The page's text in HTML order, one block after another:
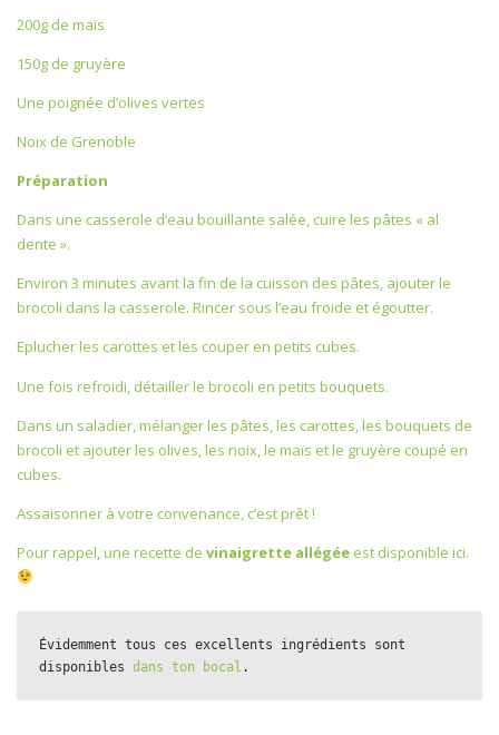
200g de maïs
150g de gruyère
Une poignée d’olives vertes
Noix de Grenoble
Préparation
Dans une casserole d’eau bouillante salée, cuire les pâtes « al
dente ».
Environ 3 minutes avant la fin de la cuisson des pâtes, ajouter le
brocoli dans la casserole. Rincer sous l’eau froide et égoutter.
Eplucher les carottes et les couper en petits cubes.
Une fois refroidi, détailler le brocoli en petits bouquets.
Dans un saladier, mélanger les pâtes, les carottes, les bouquets de
brocoli et ajouter les olives, les noix, le maïs et le gruyère coupé en
cubes.
Assaisonner à votre convenance, c’est prêt !
Pour rappel, une recette de vinaigrette allégée est disponible ici.
Évidemment tous ces excellents ingrédients sont
disponibles dans ton bocal .